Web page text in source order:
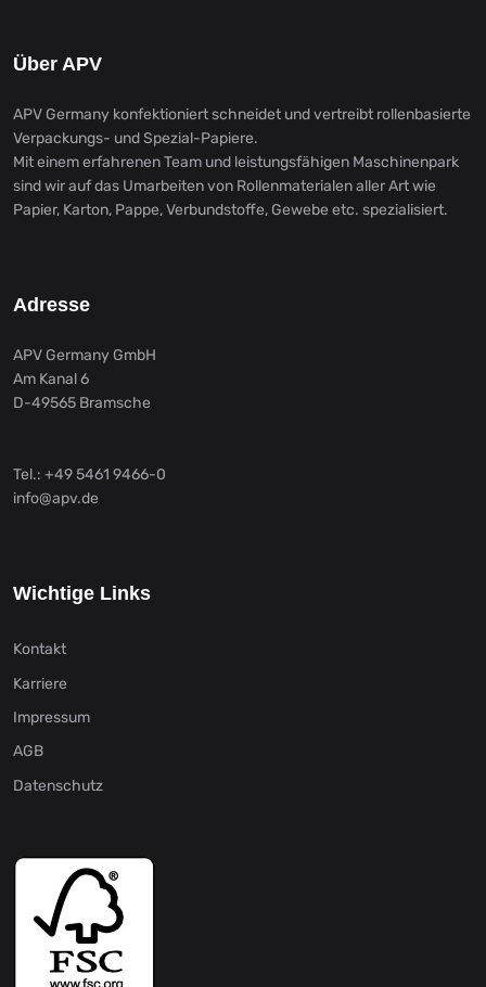
Über APV
APV Germany konfektioniert schneidet und vertreibt rollenbasierte
Verpackungs- und Spezial-Papiere.
Mit einem erfahrenen Team und leistungsfähigen Maschinenpark
sind wir auf das Umarbeiten von Rollenmaterialen aller Art wie
Papier, Karton, Pappe, Verbundstoffe, Gewebe etc. spezialisiert.
Adresse
APV Germany GmbH
Am Kanal 6
D-49565 Bramsche
Tel.: +49 5461 9466-0
info@apv.de
Wichtige Links
Kontakt
Karriere
Impressum
AGB
Datenschutz